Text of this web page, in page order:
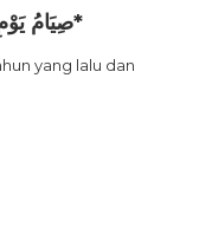
*صِيَامُ يَوْمِ عَرَفَةَ يُكَفِّرُ السَّنَةَ الْمَاضِيَةَ وَالْبَاقِيَةَ*
yang lalu dan